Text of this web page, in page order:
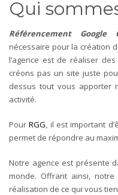
Qui
Référencement Google
nécessaire pour la création
l’agence est de réaliser
créons pas un site juste
dessus tout vous apporter
activité.
PourRGG, il est important
permet de répondre au
Notre agence est présente
monde. Offrant ainsi,
réalisation de ce qui vous